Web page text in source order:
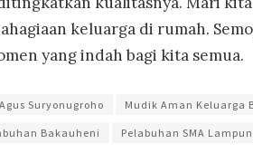
keluarga di rumah.
yang indah bagi kita semua.
Suryonugroho Mudik Aman Keluarga
Bakauheni Pelabuhan SMA